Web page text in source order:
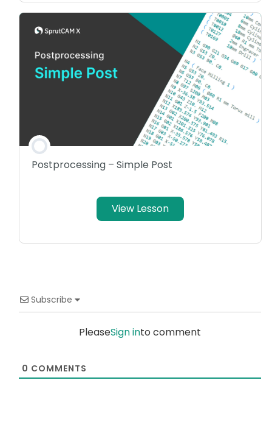
Postprocessing – Simple Post
View Lesson
Subscribe
PleaseSign into comment
0 COMMENTS